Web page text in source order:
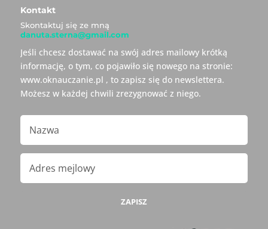
Kontakt
Skontaktuj się ze mną
danuta.sterna@gmail.com
Jeśli chcesz dostawać na swój adres mailowy krótką
informację, o tym, co pojawiło się nowego na stronie:
www.oknauczanie.pl , to zapisz się do newslettera.
Możesz w każdej chwili zrezygnować z niego.
ZAPISZ